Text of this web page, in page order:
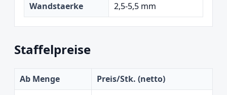
Wandstaerke
2,5-5,5 mm
Staffelpreise
Ab Menge
Preis/Stk. (netto)